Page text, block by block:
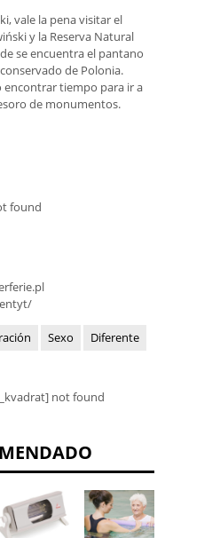
vale la pena visitar el
y la Reserva Natural
se encuentra el pantano
de Polonia.
encontrar tiempo para ir a
de monumentos.
found
Sexo Diferente
not found